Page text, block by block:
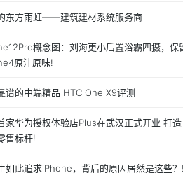
东方雨虹——建筑建材系统服务商
概念图：刘海更小后置浴霸四摄，保
原汁原味!
谱的中端精品 HTC One X9评测
家华为授权体验店Plus在武汉正式开业 打造
售标杆!
如此追求iPhone，背后的原因居然是这些？!